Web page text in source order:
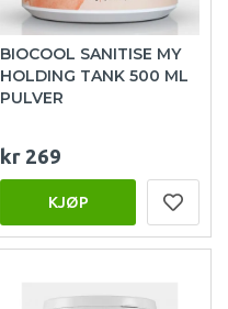
BIOCOOL SANITISE MY
HOLDING TANK 500 ML
PULVER
kr 269
KJØP